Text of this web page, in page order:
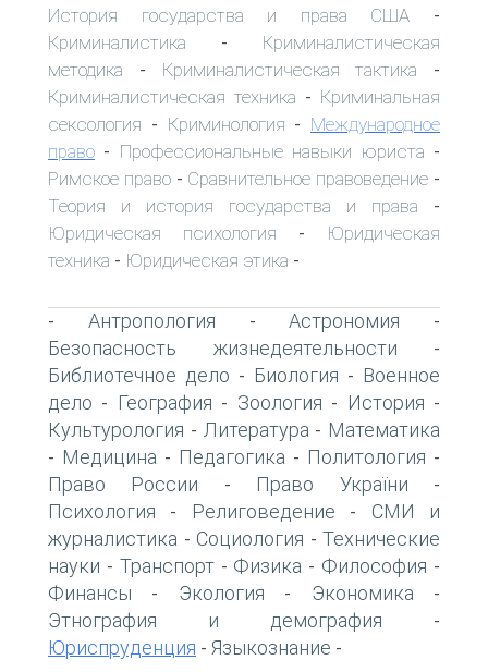
История государства и права США -
Криминалистика - Криминалистическая
методика - Криминалистическая тактика -
Криминалистическая техника - Криминальная
сексология - Криминология - Международное
право - Профессиональные навыки юриста -
Римское право- Сравнительное правоведение -
Теория и история государства и права -
Юридическая психология -
Юридическая
техника - Юридическая этика -
- Антропология -Астрономия -
Безопасность жизнедеятельности -
Библиотечное дело - Биология - Военное
дело - География - Зоология - История -
Культурология - Литература - Математика
- Медицина - Педагогика - Политология -
Право России - Право України -
Психология - Религоведение - СМИ и
журналистика - Социология - Технические
науки - Транспорт- Физика - Философия -
Финансы - Экология - Экономика -
Этнография и демография -
Юриспруденция - Языкознание -